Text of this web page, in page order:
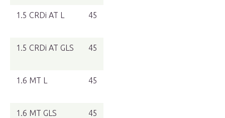
1.5 CRDi AT L 45
1.5 CRDi AT GLS 45
1.6 MT L 45
1.6 MT GLS 45